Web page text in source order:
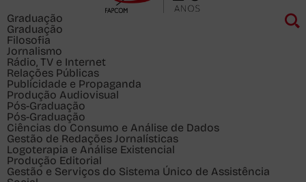
Graduação
Graduação
Filosofia
Jornalismo
Rádio, TV e Internet
Relações Públicas
Publicidade e Propaganda
Produção Audiovisual
Pós-Graduação
Pós-Graduação
Ciências do Consumo e Análise de Dados
Gestão de Redações Jornalísticas
Logoterapia e Análise Existencial
Produção Editorial
Gestão e Serviços do Sistema Único de Assistência